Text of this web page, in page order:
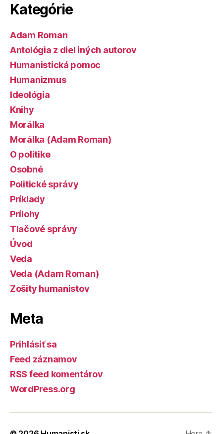
Kategórie
Adam Roman
Antológia z diel iných autorov
Humanistická pomoc
Humanizmus
Ideológia
Knihy
Morálka
Morálka (Adam Roman)
O politike
Osobné
Politické správy
Príklady
Prílohy
Tlačové správy
Úvod
Veda
Veda (Adam Roman)
Zošity humanistov
Meta
Prihlásiť sa
Feed záznamov
RSS feed komentárov
WordPress.org